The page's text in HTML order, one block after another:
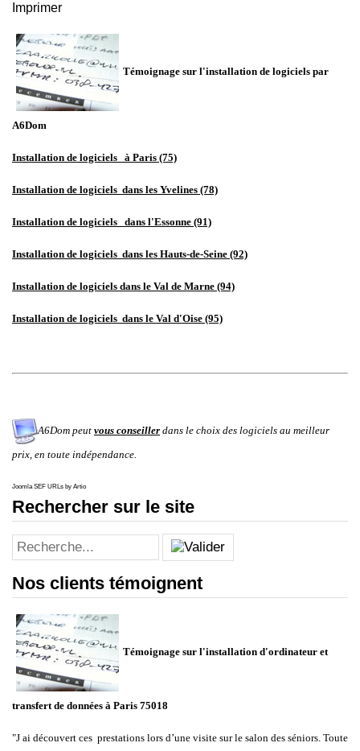
Imprimer
Témoignage sur l'installation de logiciels par
A6Dom
Installation de logiciels à Paris (75)
Installation de logiciels dans les Yvelines (78)
Installation de logiciels dans l'Essonne (91)
Installation de logiciels dans les Hauts-de-Seine (92)
Installation de logiciels dans le Val de Marne (94)
Installation de logiciels dans le Val d'Oise (95)
A6Dom peut vous conseiller dans le choix des logiciels au meilleur
prix, en toute indépendance.
Joomla SEF URLs by Artio
Rechercher sur le site
Nos clients témoignent
Témoignage sur l'installation d'ordinateur et
transfert de données à Paris 75018
"J ai découvert ces prestations lors d’une visite sur le salon des séniors. Toute